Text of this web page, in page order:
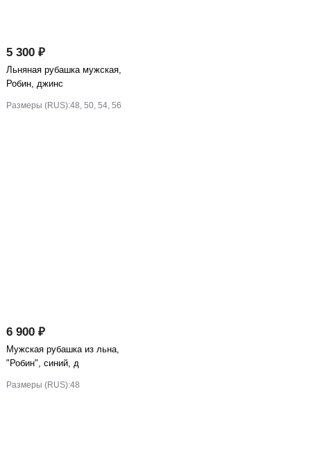
5 300 ₽
Льняная рубашка мужская,
Робин, джинс
Размеры (RUS):48, 50, 54, 56
6 900 ₽
Мужская рубашка из льна,
"Робин", синий, д
Размеры (RUS):48